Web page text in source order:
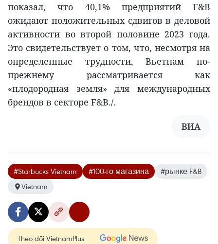
показал, что 40,1% предприятий F&B
ожидают положительных сдвигов в деловой
активности во второй половине 2023 года.
Это свидетельствует о том, что, несмотря на
определенные трудности, Вьетнам по-
прежнему рассматривается как
«плодородная земля» для международных
брендов в секторе F&B./.
ВИА
#Starbucks Vietnam #100-го магазина
#рынке F&B
Vietnam
Theo dõi VietnamPlus